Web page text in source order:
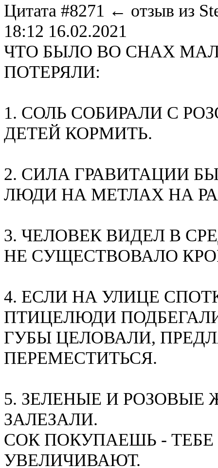
Цитата #8271 ← отзыв из
18:12 16.02.2021
ЧТО БЫЛО ВО СНАХ
ПОТЕРЯЛИ:
1. СОЛЬ СОБИРАЛИ С
ДЕТЕЙ КОРМИТЬ.
2. СИЛА ГРАВИТАЦИИ
ЛЮДИ НА МЕТЛАХ НА
3. ЧЕЛОВЕК ВИДЕЛ В
НЕ СУЩЕСТВОВАЛО
4. ЕСЛИ НА УЛИЦЕ
ПТИЦЕЛЮДИ
ГУБЫ ЦЕЛОВАЛИ,
ПЕРЕМЕСТИТЬСЯ.
5. ЗЕЛЕНЫЕ И РОЗОВЫЕ
ЗАЛЕЗАЛИ.
СОК ПОКУПАЕШЬ -
УВЕЛИЧИВАЮТ.